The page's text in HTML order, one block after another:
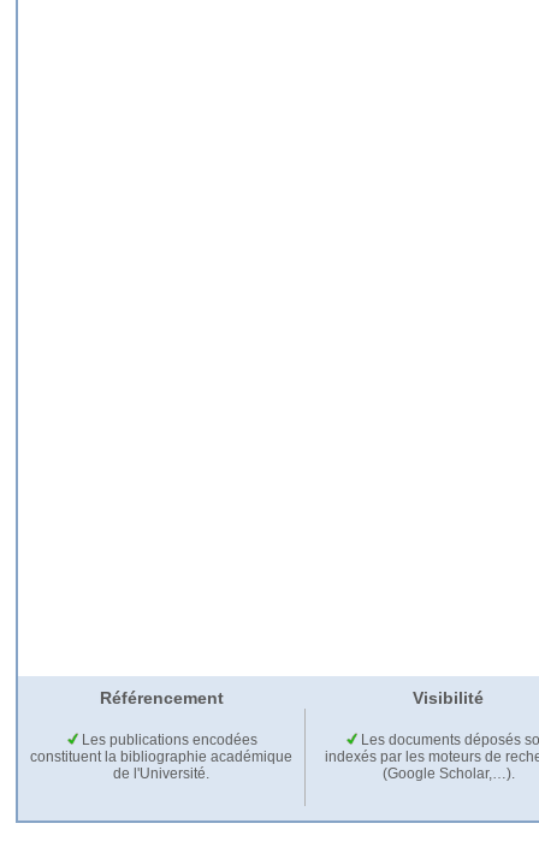
Référencement Visibilité
Les publications encodées
constituent la bibliographie académique
de l'Université.
Les documents déposés
indexés par les moteurs de
(Google Scholar,…).